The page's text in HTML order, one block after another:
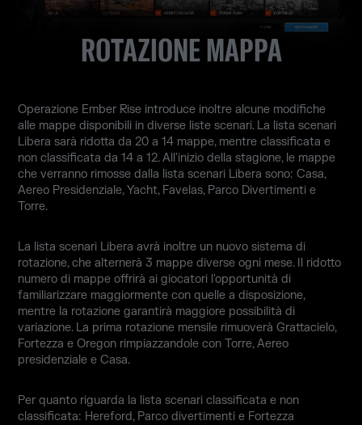
ROTAZIONE MAPPA
Operazione Ember Rise introduce inoltre alcune modifiche
alle mappe disponibili in diverse liste scenari. La lista scenari
Libera sarà ridotta da 20 a 14 mappe, mentre classificata e
non classificata da 14 a 12. All'inizio della stagione, le mappe
che verranno rimosse dalla lista scenari Libera sono: Casa,
Aereo Presidenziale, Yacht, Favelas, Parco Divertimenti e
Torre.
La lista scenari Libera avrà inoltre un nuovo sistema di
rotazione, che alternerà 3 mappe diverse ogni mese. Il ridotto
numero di mappe offrirà ai giocatori l'opportunità di
familiarizzare maggiormente con quelle a disposizione,
mentre la rotazione garantirà maggiore possibilità di
variazione. La prima rotazione mensile rimuoverà Grattacielo,
Fortezza e Oregon rimpiazzandole con Torre, Aereo
presidenziale e Casa.
Per quanto riguarda la lista scenari classificata e non
classificata: Hereford, Parco divertimenti e Fortezza